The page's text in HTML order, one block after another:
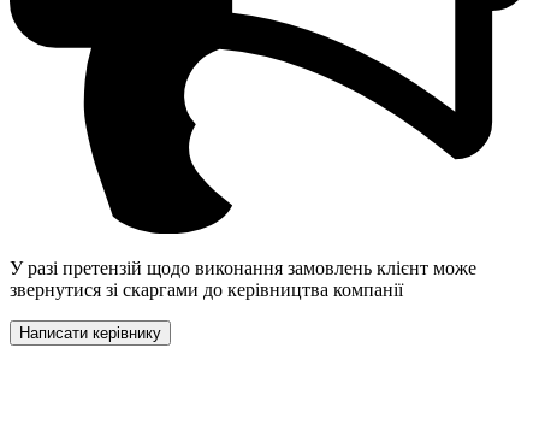
У разі претензій щодо виконання замовлень клієнт може
звернутися зі скаргами до керівництва компанії
Написати керівнику